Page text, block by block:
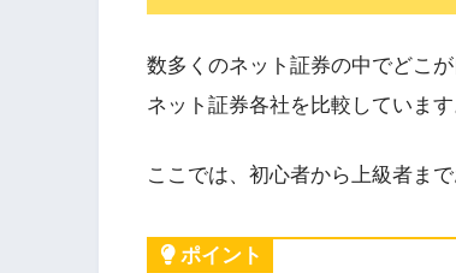
数多くのネット証券の中でどこ
ネット証券各社を比較しています
ここでは、初心者から上級者ま
ポイント